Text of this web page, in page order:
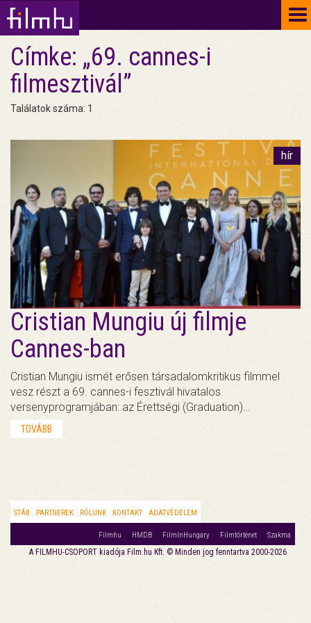
Címke: „69. cannes-i
filmesztivál”
Találatok száma: 1
hír
Cristian Mungiu új filmje
Cannes-ban
Cristian Mungiu ismét erősen társadalomkritikus filmmel
vesz részt a 69. cannes-i fesztivál hivatalos
versenyprogramjában: az Érettségi (Graduation)…
TOVÁBB
STÁB PARTNEREK RÓLUNK KONTAKT ADATVÉDELEM
Filmhu HMDB FilmInHungary Filmtörténet Szakma
A FILMHU-CSOPORT kiadója Film.hu Kft. © Minden jog fenntartva 2000-2026